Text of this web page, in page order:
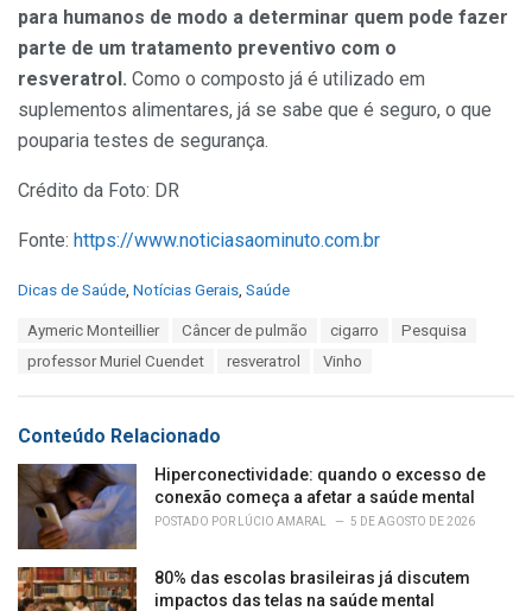
para humanos de modo a determinar quem pode fazer
parte de um tratamento preventivo com o
resveratrol. Como o composto já é utilizado em
suplementos alimentares, já se sabe que é seguro, o que
pouparia testes de segurança.
Crédito da Foto: DR
Fonte: https://www.noticiasaominuto.com.br
C
i
e
s
Dicas de Saúde, Notícias Gerais, Saúde
Aymeric Monteillier Câncer de pulmão cigarro
Pesquisa
professor Muriel Cuendet
resveratrol Vinho
Conteúdo Relacionado
Hiperconectividade: quando o excesso de
conexão começa a afetar a saúde mental
POSTADO POR LÚCIO AMARAL 5 DE AGOSTO DE 2026
80% das escolas brasileiras já discutem
impactos das telas na saúde mental